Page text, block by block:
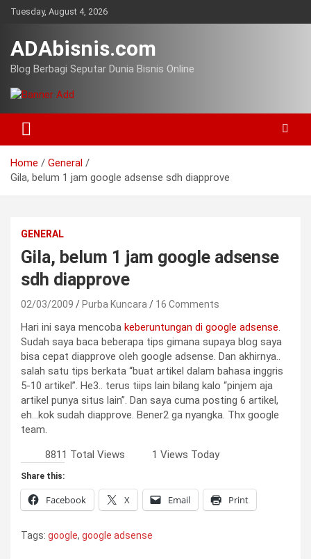
SkipTuesday, August 4, 2026
ADAbisnis.com
Blog Berbagi Seputar Dunia Bisnis Online
Home
General
Gila, belum 1 jam google adsense sdh diapprove
GENERAL
Gila, belum 1 jam google adsense
sdh diapprove
02/03/2009 Purba Kuncara 16 Comments
Hari ini saya mencoba keberuntungan di google adsense.
Sudah saya baca beberapa tips gimana supaya blog saya
bisa cepat diapprove oleh google adsense. Dan akhirnya..
salah satu tips berkata “buat artikel dalam bahasa inggris
5-10 artikel”. He3.. terus tiips lain bilang kalo “pinjem aja
artikel punya situs lain”. Dan saya cuma posting 6 artikel,
eh…kok sudah diapprove. Bener2 ga nyangka. Thx google
team.
8811 Total Views
1 Views Today
Share this:
Facebook X Email Print
Tags: google, google adsense